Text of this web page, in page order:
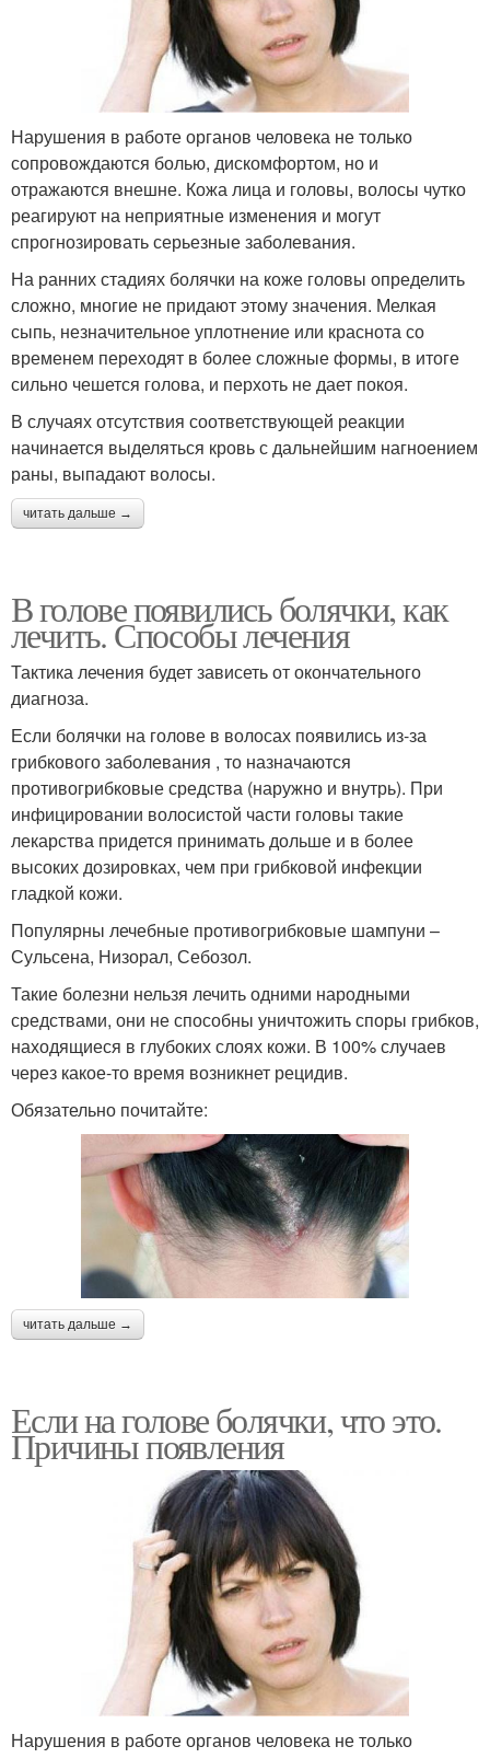
Нарушения в работе органов человека не только
сопровождаются болью, дискомфортом, но и
отражаются внешне. Кожа лица и головы, волосы чутко
реагируют на неприятные изменения и могут
спрогнозировать серьезные заболевания.
На ранних стадиях болячки на коже головы определить
сложно, многие не придают этому значения. Мелкая
сыпь, незначительное уплотнение или краснота со
временем переходят в более сложные формы, в итоге
сильно чешется голова, и перхоть не дает покоя.
В случаях отсутствия соответствующей реакции
начинается выделяться кровь с дальнейшим нагноением
раны, выпадают волосы.
читать дальше →
В голове появились болячки, как
лечить. Способы лечения
Тактика лечения будет зависеть от окончательного
диагноза.
Если болячки на голове в волосах появились из-за
грибкового заболевания , то назначаются
противогрибковые средства (наружно и внутрь). При
инфицировании волосистой части головы такие
лекарства придется принимать дольше и в более
высоких дозировках, чем при грибковой инфекции
гладкой кожи.
Популярны лечебные противогрибковые шампуни –
Сульсена, Низорал, Себозол.
Такие болезни нельзя лечить одними народными
средствами, они не способны уничтожить споры грибков,
находящиеся в глубоких слоях кожи. В 100% случаев
через какое-то время возникнет рецидив.
Обязательно почитайте:
читать дальше →
Если на голове болячки, что это.
Причины появления
Нарушения в работе органов человека не только